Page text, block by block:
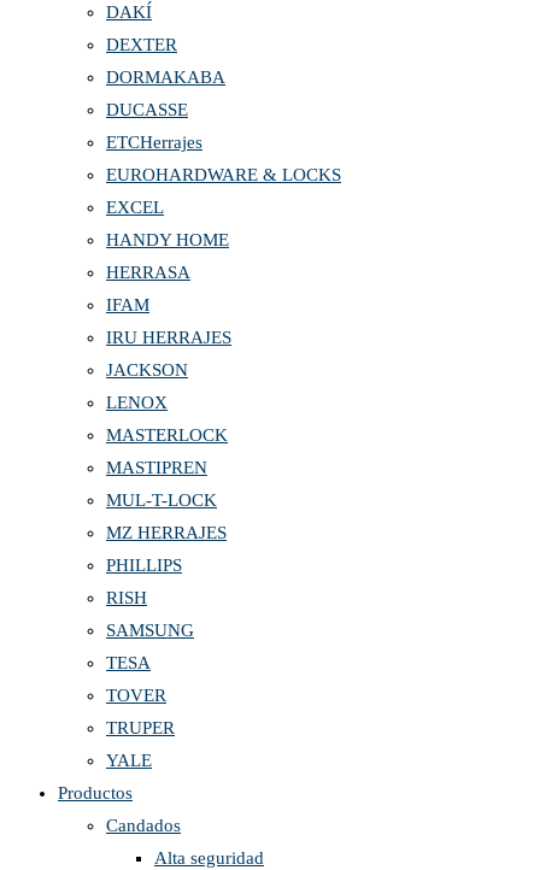
DAKÍ
DEXTER
DORMAKABA
DUCASSE
ETCHerrajes
EUROHARDWARE & LOCKS
EXCEL
HANDY HOME
HERRASA
IFAM
IRU HERRAJES
JACKSON
LENOX
MASTERLOCK
MASTIPREN
MUL-T-LOCK
MZ HERRAJES
PHILLIPS
RISH
SAMSUNG
TESA
TOVER
TRUPER
YALE
Productos
Candados
Alta seguridad